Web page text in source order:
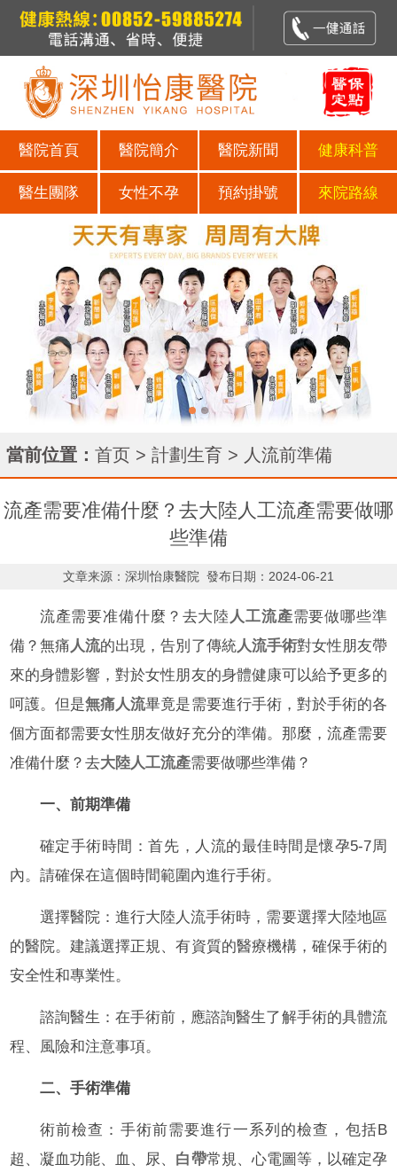
醫院首頁 醫院簡介 醫院新聞 健康科普
醫生團隊 女性不孕 預約掛號 來院路線
當前位置： 首页 > 計劃生育 > 人流前準備
流產需要准備什麼？去大陸人工流產需要做哪
些準備
文章来源：深圳怡康醫院 發布日期：2024-06-21
流產需要准備什麼？去大陸 人工流產需要做哪些準
備？無痛人流的出現，告別了傳統人流手術對女性朋友帶
來的身體影響，對於女性朋友的身體健康可以給予更多的
呵護。但是無痛人流畢竟是需要進行手術，對於手術的各
個方面都需要女性朋友做好充分的準備。那麼，流產需要
准備什麼？去大陸人工流產需要做哪些準備？
一、前期準備
確定手術時間：首先，人流的最佳時間是懷孕5-7周
內。請確保在這個時間範圍內進行手術。
選擇醫院：進行大陸人流手術時，需要選擇大陸地區
的醫院。建議選擇正規、有資質的醫療機構，確保手術的
安全性和專業性。
諮詢醫生：在手術前，應諮詢醫生了解手術的具體流
程、風險和注意事項。
二、手術準備
術前檢查：手術前需要進行一系列的檢查，包括B
超、凝血功能、血、尿、 白帶常規、心電圖等，以確定孕